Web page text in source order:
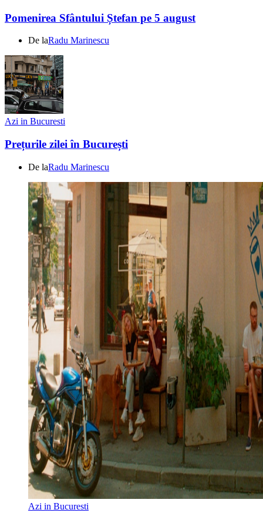
Pomenirea Sfântului Ștefan pe 5 august
De laRadu Marinescu
Azi in Bucuresti
Prețurile zilei în București
De laRadu Marinescu
Azi in Bucuresti